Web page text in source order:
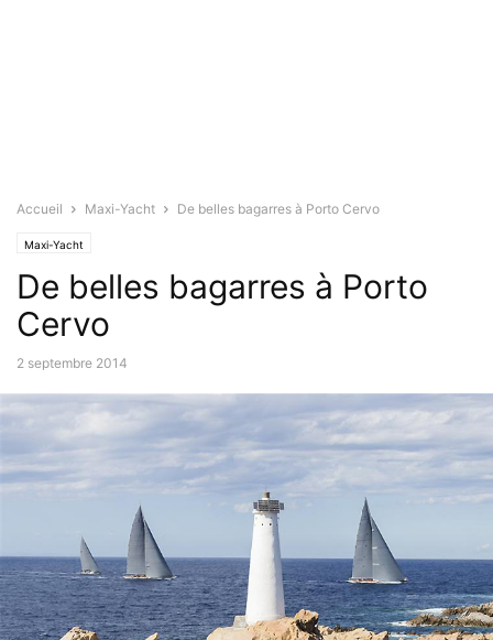
Accueil Maxi-Yacht De belles bagarres à Porto Cervo
Maxi-Yacht
De belles bagarres à Porto
Cervo
2 septembre 2014